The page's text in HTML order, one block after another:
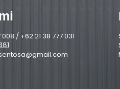
/ +62 21 38 777 031